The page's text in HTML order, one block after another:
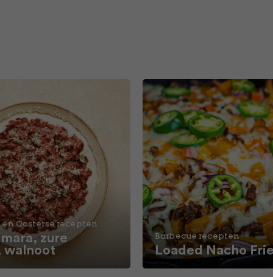
Oosterse recepten
zure
walnoot
Barbecue recepten
Loaded Nacho